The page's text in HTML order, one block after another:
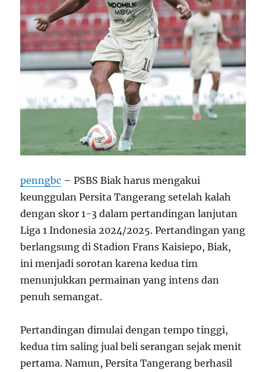
penngbc – PSBS Biak harus mengakui
keunggulan Persita Tangerang setelah kalah
dengan skor 1-3 dalam pertandingan lanjutan
Liga 1 Indonesia 2024/2025. Pertandingan yang
berlangsung di Stadion Frans Kaisiepo, Biak,
ini menjadi sorotan karena kedua tim
menunjukkan permainan yang intens dan
penuh semangat.
Pertandingan dimulai dengan tempo tinggi,
kedua tim saling jual beli serangan sejak menit
pertama. Namun, Persita Tangerang berhasil